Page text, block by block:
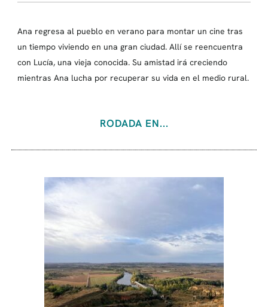
Ana regresa al pueblo en verano para montar un cine tras
un tiempo viviendo en una gran ciudad. Allí se reencuentra
con Lucía, una vieja conocida. Su amistad irá creciendo
mientras Ana lucha por recuperar su vida en el medio rural.
RODADA EN...